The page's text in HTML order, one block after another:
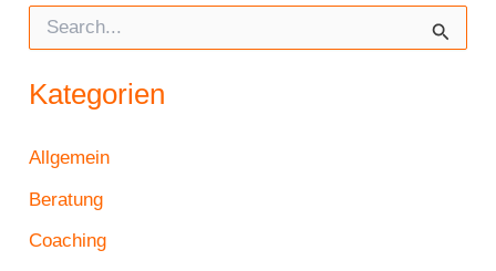
u
h
n
c
:
Kategorien
Allgemein
Beratung
Coaching